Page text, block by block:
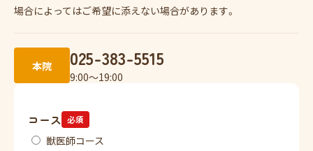
場合によってはご希望に添えない場合があります。
本院 025-383-5515
9:00〜19:00
コース 必須
獣医師コース